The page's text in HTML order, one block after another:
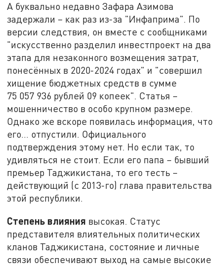
А буквально недавно Зафара Азимова
задержали – как раз из-за "Инфаприма". По
версии следствия, он вместе с сообщниками
"искусственно разделил инвестпроект на два
этапа для незаконного возмещения затрат,
понесённых в 2020-2024 годах" и "совершил
хищение бюджетных средств в сумме
75 057 936 рублей 09 копеек". Статья –
мошенничество в особо крупном размере.
Однако же вскоре появилась информация, что
его... отпустили. Официального
подтверждения этому нет. Но если так, то
удивляться не стоит. Если его папа – бывший
премьер Таджикистана, то его тесть –
действующий (с 2013-го) глава правительства
этой республики.
Степень влияния высокая. Статус
представителя влиятельных политических
кланов Таджикистана, состояние и личные
связи обеспечивают выход на самые высокие